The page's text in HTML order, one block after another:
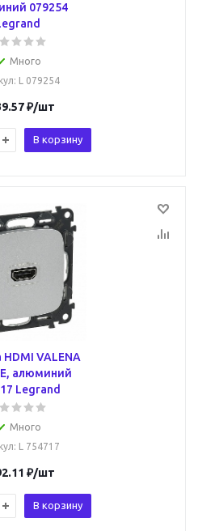
079254
Много
: L 079254
₽/шт
В корзину
VALENA
алюминий
Legrand
Много
: L 754717
₽/шт
В корзину